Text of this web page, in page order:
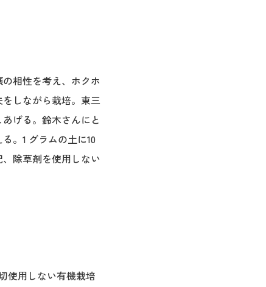
相性を考え、ホクホ
しながら栽培。東三
げる。鈴木さんにと
。1 グラムの土に10
除草剤を使用しない
使用しない有機栽培